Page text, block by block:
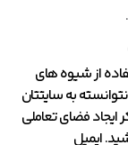
از شیوه های
به سایتتان
ایجاد فضای تعاملی
ایمیل